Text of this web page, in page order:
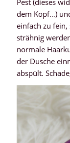
Pest (dieses
dem Kopf…)
einfach zu
strähnig
normale
der Dusche
abspült.